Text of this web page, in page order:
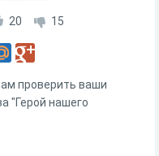
20 15
проверить ваши
"Герой нашего